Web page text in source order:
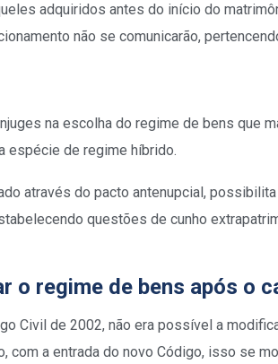
adquiridos antes do início do
não se comunicarão,
na escolha do regime de bens que
espécie de regime híbrido.
através do pacto antenupcial,
questões de cunho
o regime de bens após o
Civil de 2002, não era possível a
com a entrada do novo Código, isso se